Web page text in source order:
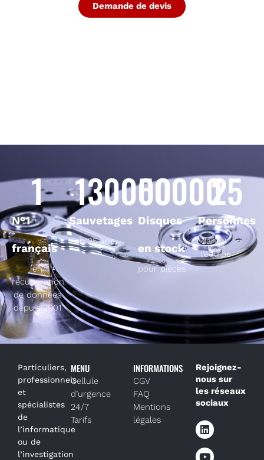
Demande de devis
N°1
français
1
en
récupération
de données
depuis 2001
Sauvetages
130000
en 25 ans
Disques
en stock
50000
pour pièces
Personnes
25
dans
l’équipe
Particuliers,
professionnels
et
spécialistes
de
l’informatique
ou de
l’investigation
MENU
Cellule
d’urgence
24/7
Tarifs
INFORMATIONS
CGV
FAQ
Mentions
légales
Rejoignez-
nous sur
les réseaux
sociaux